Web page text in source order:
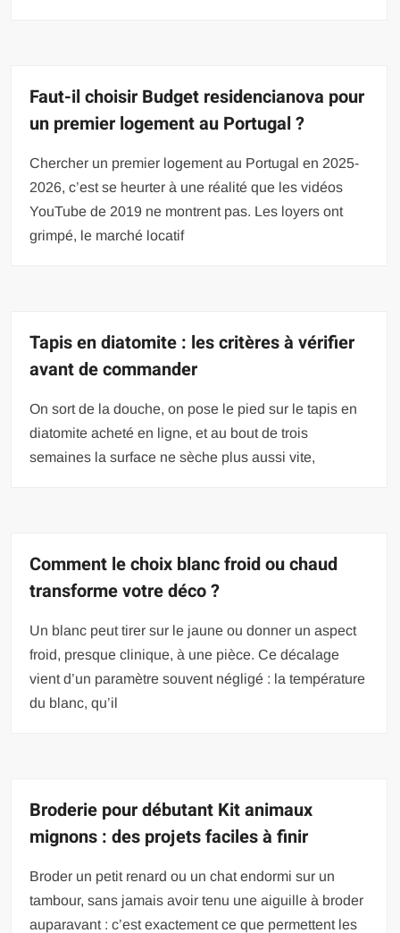
Faut-il choisir Budget residencianova pour
un premier logement au Portugal ?
Chercher un premier logement au Portugal en 2025-
2026, c’est se heurter à une réalité que les vidéos
YouTube de 2019 ne montrent pas. Les loyers ont
grimpé, le marché locatif
Tapis en diatomite : les critères à vérifier
avant de commander
On sort de la douche, on pose le pied sur le tapis en
diatomite acheté en ligne, et au bout de trois
semaines la surface ne sèche plus aussi vite,
Comment le choix blanc froid ou chaud
transforme votre déco ?
Un blanc peut tirer sur le jaune ou donner un aspect
froid, presque clinique, à une pièce. Ce décalage
vient d’un paramètre souvent négligé : la température
du blanc, qu’il
Broderie pour débutant Kit animaux
mignons : des projets faciles à finir
Broder un petit renard ou un chat endormi sur un
tambour, sans jamais avoir tenu une aiguille à broder
auparavant : c’est exactement ce que permettent les